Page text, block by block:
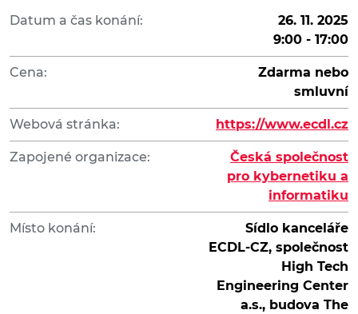
Datum a čas konání:
26. 11. 2025
9:00 - 17:00
Cena:
Zdarma nebo
smluvní
Webová stránka: https://www.ecdl.cz
Zapojené organizace:
Česká společnost
pro kybernetiku a
informatiku
Místo konání:
Sídlo kanceláře
ECDL-CZ, společnost
High Tech
Engineering Center
a.s., budova The